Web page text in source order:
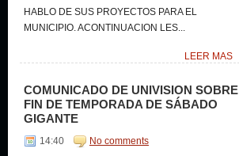
HABLO DE SUS PROYECTOS PARA EL
MUNICIPIO. ACONTINUACION LES...
LEER MAS
COMUNICADO DE UNIVISION SOBRE
FIN DE TEMPORADA DE SÁBADO
GIGANTE
14:40 No comments